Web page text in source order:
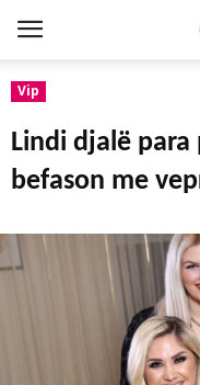
Vip
Lindi djalë
befason me